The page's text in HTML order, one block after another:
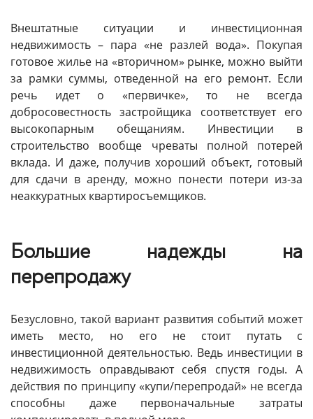
Внештатные ситуации и инвестиционная
недвижимость – пара «не разлей вода». Покупая
готовое жилье на «вторичном» рынке, можно выйти
за рамки суммы, отведенной на его ремонт. Если
речь идет о «первичке», то не всегда
добросовестность застройщика соответствует его
высокопарным обещаниям. Инвестиции в
строительство вообще чреваты полной потерей
вклада. И даже, получив хороший объект, готовый
для сдачи в аренду, можно понести потери из-за
неаккуратных квартиросъемщиков.
Большие надежды на
перепродажу
Безусловно, такой вариант развития событий может
иметь место, но его не стоит путать с
инвестиционной деятельностью. Ведь инвестиции в
недвижимость оправдывают себя спустя годы. А
действия по принципу «купи/перепродай» не всегда
способны даже первоначальные затраты